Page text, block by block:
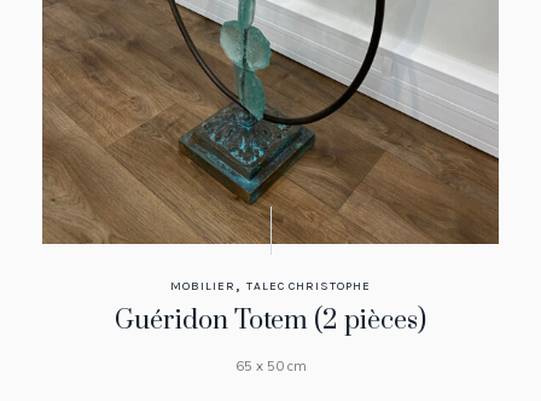
MOBILIER ,TALEC CHRISTOPHE
Guéridon Totem (2 pièces)
65 x 50 cm